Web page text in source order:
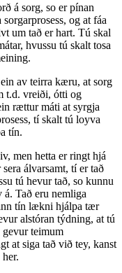
á sorg, so er pínan
og at fáa
um tað er hart. Tú skal
hvussu tú skalt tosa
av teirra kæru, at sorg
t.d. vreiði, ótti og
rættur máti at syrgja
tí skalt tú loyva
tín.
men hetta er ringt hjá
álvarsamt, tí er tað
tú hevur tað, so kunnu
Tað eru nemliga
tín lækni hjálpa tær
alstóran týdning, at tú
teimum
at siga tað við tey, kanst